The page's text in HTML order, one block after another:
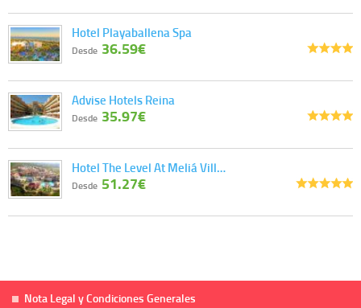
Hotel Playaballena Spa
Desde 36.59€
Advise Hotels Reina
Desde 35.97€
Hotel The Level At Meliá Vill…
Desde 51.27€
Nota Legal y Condiciones Generales